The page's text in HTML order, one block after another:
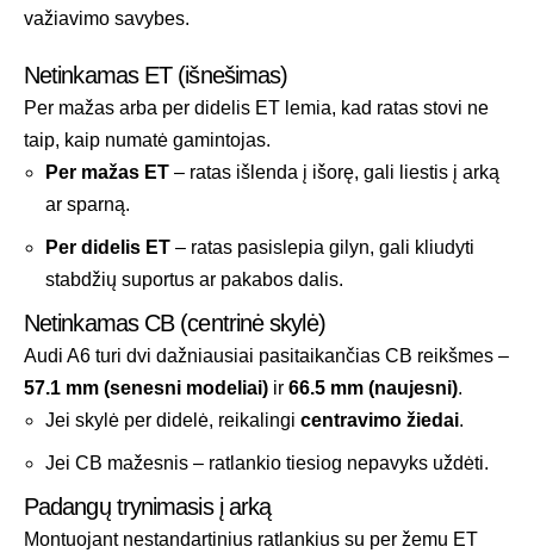
važiavimo savybes.
Netinkamas ET (išnešimas)
Per mažas arba per didelis ET lemia, kad ratas stovi ne
taip, kaip numatė gamintojas.
Per mažas ET – ratas išlenda į išorę, gali liestis į arką
ar sparną.
Per didelis ET – ratas pasislepia gilyn, gali kliudyti
stabdžių suportus ar pakabos dalis.
Netinkamas CB (centrinė skylė)
Audi A6 turi dvi dažniausiai pasitaikančias CB reikšmes –
57.1 mm (senesni modeliai) ir 66.5 mm (naujesni).
Jei skylė per didelė, reikalingi centravimo žiedai.
Jei CB mažesnis – ratlankio tiesiog nepavyks uždėti.
Padangų trynimasis į arką
Montuojant nestandartinius ratlankius su per žemu ET